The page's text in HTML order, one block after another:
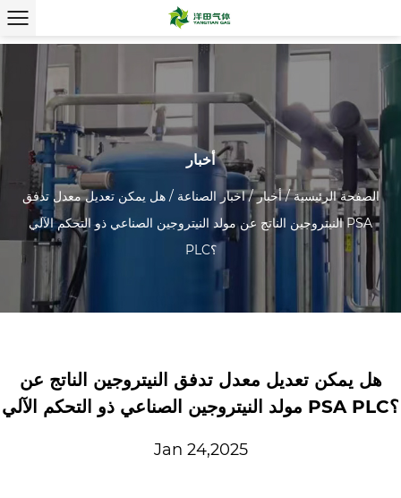
أخبار
الصفحة الرئيسية/أخبار/اخبار الصناعة /هل يمكن تعديل معدل تدفق
النيتروجين الناتج عن مولد النيتروجين الصناعي ذو التحكم الآلي PSA
PLC؟
هل يمكن تعديل معدل تدفق النيتروجين الناتج عن
مولد النيتروجين الصناعي ذو التحكم الآلي PSA PLC؟
Jan 24,2025